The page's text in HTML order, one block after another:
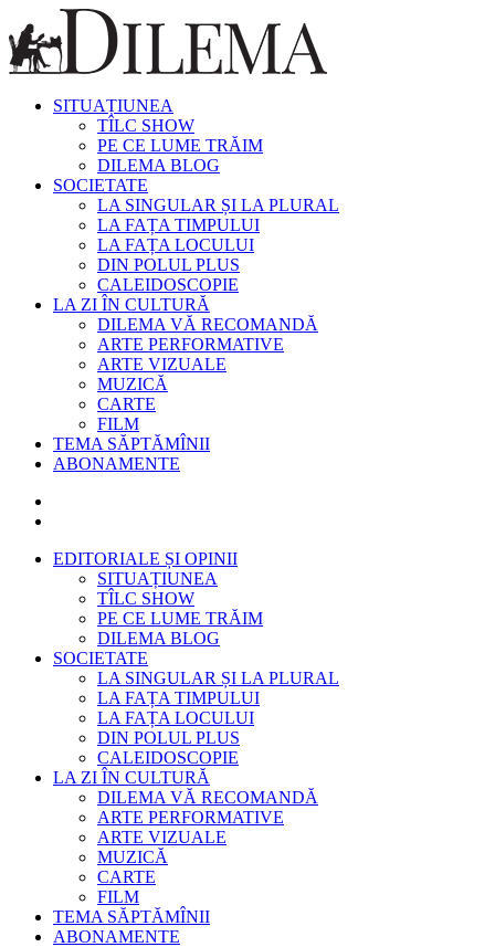
SITUAȚIUNEA
TÎLC SHOW
PE CE LUME TRĂIM
DILEMA BLOG
SOCIETATE
LA SINGULAR ȘI LA PLURAL
LA FAȚA TIMPULUI
LA FAȚA LOCULUI
DIN POLUL PLUS
CALEIDOSCOPIE
LA ZI ÎN CULTURĂ
DILEMA VĂ RECOMANDĂ
ARTE PERFORMATIVE
ARTE VIZUALE
MUZICĂ
CARTE
FILM
TEMA SĂPTĂMÎNII
ABONAMENTE
EDITORIALE ȘI OPINII
SITUAȚIUNEA
TÎLC SHOW
PE CE LUME TRĂIM
DILEMA BLOG
SOCIETATE
LA SINGULAR ȘI LA PLURAL
LA FAȚA TIMPULUI
LA FAȚA LOCULUI
DIN POLUL PLUS
CALEIDOSCOPIE
LA ZI ÎN CULTURĂ
DILEMA VĂ RECOMANDĂ
ARTE PERFORMATIVE
ARTE VIZUALE
MUZICĂ
CARTE
FILM
TEMA SĂPTĂMÎNII
ABONAMENTE